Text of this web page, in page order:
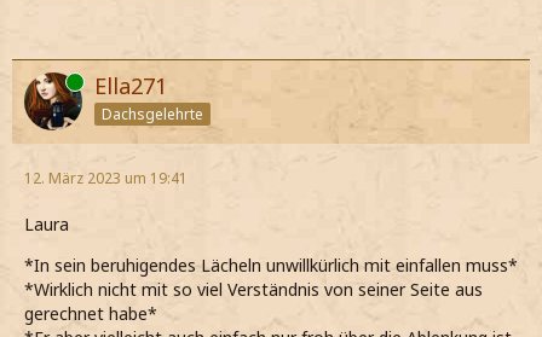
Online Ella271
Dachsgelehrte
12. März 2023 um 19:41
Laura
*In sein beruhigendes Lächeln unwillkürlich mit einfallen muss*
*Wirklich nicht mit so viel Verständnis von seiner Seite aus
gerechnet habe*